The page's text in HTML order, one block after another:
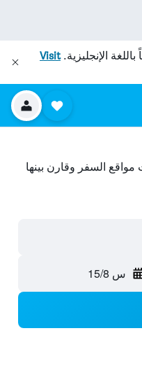
الإنجليزية.Visit
السفر وقارن بينها
س 15/8